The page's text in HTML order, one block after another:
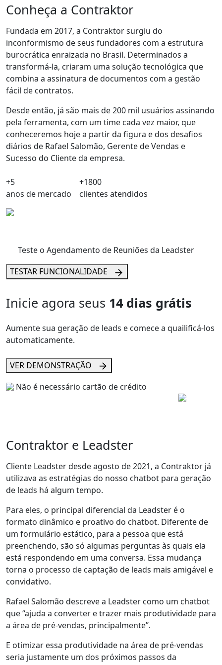
Conheça a Contraktor
Fundada em 2017, a Contraktor surgiu do
inconformismo de seus fundadores com a estrutura
burocrática enraizada no Brasil. Determinados a
transformá-la, criaram uma solução tecnológica que
combina a assinatura de documentos com a gestão
fácil de contratos.
Desde então, já são mais de200 mil usuários assinando
pela ferramenta, com um time cada vez maior, que
conheceremos hoje a partir da figura e dos desafios
diários de Rafael Salomão, Gerente de Vendas e
Sucesso do Cliente da empresa.
+5
anos de mercado
+1800
clientes atendidos
Teste o Agendamento de Reuniões da Leadster
TESTAR FUNCIONALIDADE
Inicie agora seus 14 dias grátis
Aumente sua geração de leads e comece a quailificá-los
automaticamente.
VER DEMONSTRAÇÃO
Não é necessário cartão de crédito
Contraktor e Leadster
Cliente Leadster desde agosto de 2021, a Contraktor já
utilizava as estratégias do nosso chatbot para geração
de leads há algum tempo.
Para eles, o principal diferencial da Leadster é o
formato dinâmico e proativo do chatbot. Diferente de
um formulário estático, para a pessoa que está
preenchendo, são só algumas perguntas às quais ela
está respondendo em uma conversa. Essa mudança
torna o processo de captação de leads mais amigável e
convidativo.
Rafael Salomão descreve a Leadster como um chatbot
que “ajuda a converter e trazer mais produtividade para
a área de pré-vendas, principalmente”.
E otimizar essa produtividade na área de pré-vendas
seria justamente um dos próximos passos da